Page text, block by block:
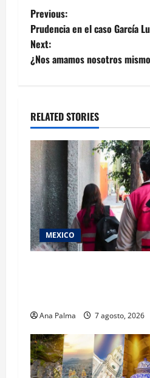
Post
navigation
Previous:
Prudencia en el caso García
Next:
¿Nos amamos nosotros
RELATED STORIES
MEXICO
Ana Palma 7 agosto, 2026